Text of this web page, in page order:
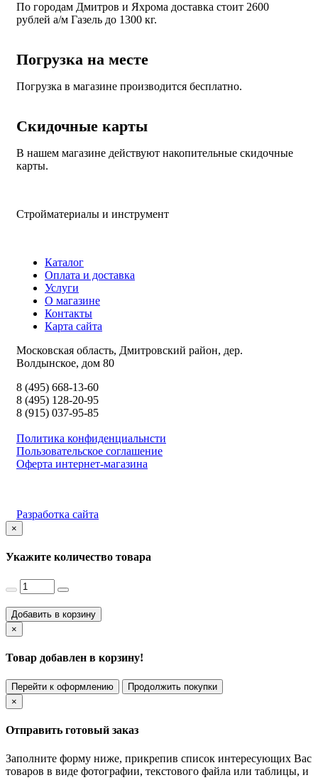
По городам Дмитров и Яхрома доставка стоит 2600
рублей а/м Газель до 1300 кг.
Погрузка на месте
Погрузка в магазине производится бесплатно.
Скидочные карты
В нашем магазине действуют накопительные скидочные
карты.
Стройматериалы и инструмент
Каталог
Оплата и доставка
Услуги
О магазине
Контакты
Карта сайта
Московская область, Дмитровский район, дер.
Волдынское, дом 80
8 (495) 668-13-60
8 (495) 128-20-95
8 (915) 037-95-85
Политика конфиденциальнсти
Пользовательское соглашение
Оферта интернет-магазина
Разработка сайта
×
Укажите количество товара
Добавить в корзину
×
Товар добавлен в корзину!
Перейти к оформлению
Продолжить покупки
×
Отправить готовый заказ
Заполните форму ниже, прикрепив список интересующих Вас
товаров в виде фотографии, текстового файла или таблицы, и